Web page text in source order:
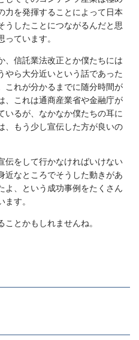
力を発揮することによって日本
うしたことにつながるんだと思
ています。
、信託業法改正とか僕たちには
やら大分近いという話であった
これが分かるまでに随分時間が
、これは通商産業省や金融庁が
いるが、なかなか僕たちの耳に
、もう少し宣伝した方が良いの
伝をして行かなければいけない
近なところでそうした動きがあ
よ、という成功事例をたくさん
す。
ことかもしれませんね。